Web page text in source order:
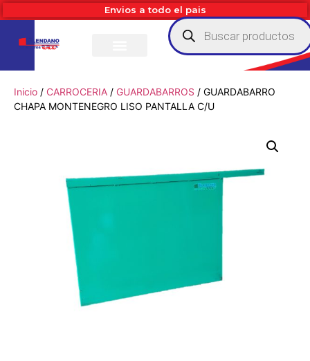
Envios a todo el pais
Inicio / CARROCERIA / GUARDABARROS / GUARDABARRO
CHAPA MONTENEGRO LISO PANTALLA C/U